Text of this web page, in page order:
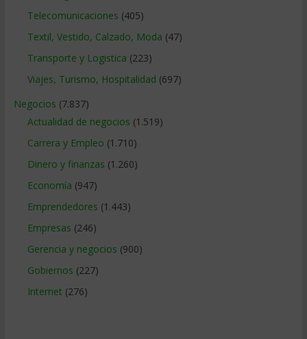
Telecomunicaciones (405)
Textil, Vestido, Calzado, Moda (47)
Transporte y Logistica (223)
Viajes, Turismo, Hospitalidad (697)
Negocios (7.837)
Actualidad de negocios (1.519)
Carrera y Empleo (1.710)
Dinero y finanzas (1.260)
Economía (947)
Emprendedores (1.443)
Empresas (246)
Gerencia y negocios (900)
Gobiernos (227)
Internet (276)